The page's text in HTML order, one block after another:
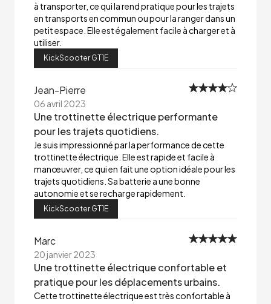
à transporter, ce qui la rend pratique pour les trajets
en transports en commun ou pour la ranger dans un
petit espace. Elle est également facile à charger et à
utiliser.
KickScooter GT1E
Jean-Pierre
06 avril 2023
Une trottinette électrique performante
pour les trajets quotidiens.
Je suis impressionné par la performance de cette
trottinette électrique. Elle est rapide et facile à
manœuvrer, ce qui en fait une option idéale pour les
trajets quotidiens. Sa batterie a une bonne
autonomie et se recharge rapidement.
KickScooter GT1E
Marc
20 janvier 2023
Une trottinette électrique confortable et
pratique pour les déplacements urbains.
Cette trottinette électrique est très confortable à